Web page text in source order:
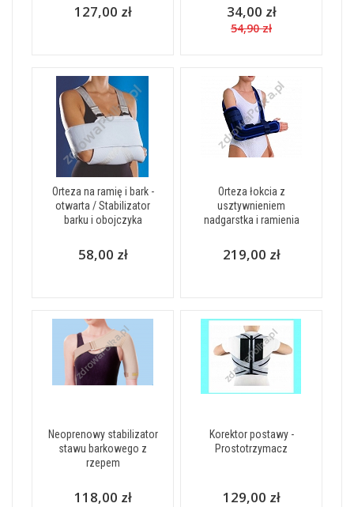
127,00 zł 34,00 zł
54,90 zł
Orteza na ramię i bark -
otwarta / Stabilizator
barku i obojczyka
58,00 zł
Orteza łokcia z
usztywnieniem
nadgarstka i ramienia
219,00 zł
Neoprenowy stabilizator
stawu barkowego z
rzepem
118,00 zł
Korektor postawy -
Prostotrzymacz
129,00 zł